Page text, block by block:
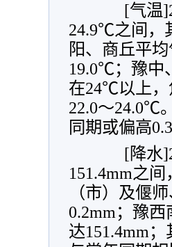
[气温
24.9℃之间，
阳、商丘平
19.0℃；豫中
在24℃以上，
22.0～24.0℃
同期或偏高
[降水
151.4mm之
（市）及偃
0.2mm；豫
达151.4mm